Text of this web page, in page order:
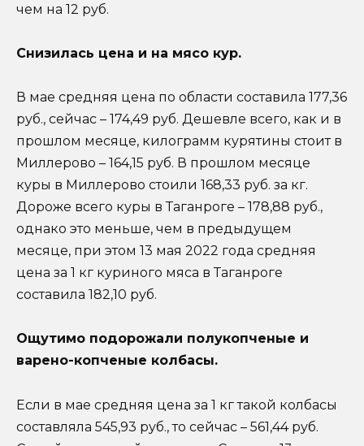
чем на 12 руб.
Снизилась цена и на мясо кур.
В мае средняя цена по области составила 177,36
руб., сейчас – 174,49 руб. Дешевле всего, как и в
прошлом месяце, килограмм курятины стоит в
Миллерово – 164,15 руб. В прошлом месяце
куры в Миллерово стоили 168,33 руб. за кг.
Дороже всего куры в Таганроге – 178,88 руб.,
однако это меньше, чем в предыдущем
месяце, при этом 13 мая 2022 года средняя
цена за 1 кг куриного мяса в Таганроге
составила 182,10 руб.
Ощутимо подорожали полукопченые и
варено-копченые колбасы.
Если в мае средняя цена за 1 кг такой колбасы
составляла 545,93 руб., то сейчас – 561,44 руб.